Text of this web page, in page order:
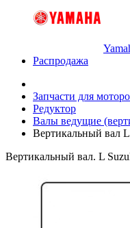
Распродажа
Запчасти для
Редуктор
Валы ведущие
Вертикальный вал
Вертикальный вал. L